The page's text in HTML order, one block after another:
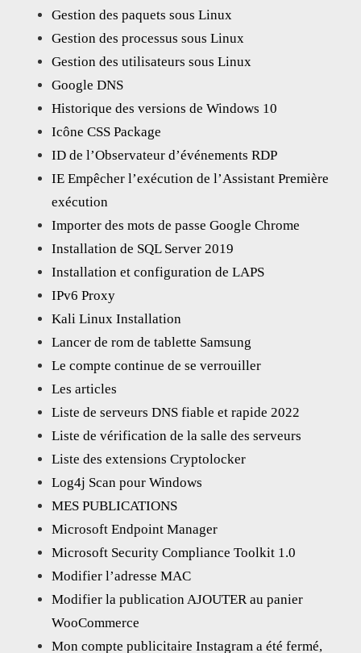
Gestion des paquets sous Linux
Gestion des processus sous Linux
Gestion des utilisateurs sous Linux
Google DNS
Historique des versions de Windows 10
Icône CSS Package
ID de l’Observateur d’événements RDP
IE Empêcher l’exécution de l’Assistant Première
exécution
Importer des mots de passe Google Chrome
Installation de SQL Server 2019
Installation et configuration de LAPS
IPv6 Proxy
Kali Linux Installation
Lancer de rom de tablette Samsung
Le compte continue de se verrouiller
Les articles
Liste de serveurs DNS fiable et rapide 2022
Liste de vérification de la salle des serveurs
Liste des extensions Cryptolocker
Log4j Scan pour Windows
MES PUBLICATIONS
Microsoft Endpoint Manager
Microsoft Security Compliance Toolkit 1.0
Modifier l’adresse MAC
Modifier la publication AJOUTER au panier
WooCommerce
Mon compte publicitaire Instagram a été fermé,